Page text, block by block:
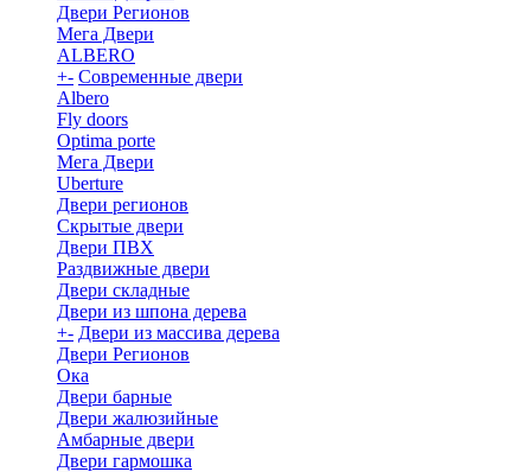
Двери Регионов
Мега Двери
ALBERO
+- Современные двери
Albero
Fly doors
Optima porte
Мега Двери
Uberture
Двери регионов
Скрытые двери
Двери ПВХ
Раздвижные двери
Двери складные
Двери из шпона дерева
+- Двери из массива дерева
Двери Регионов
Ока
Двери барные
Двери жалюзийные
Амбарные двери
Двери гармошка